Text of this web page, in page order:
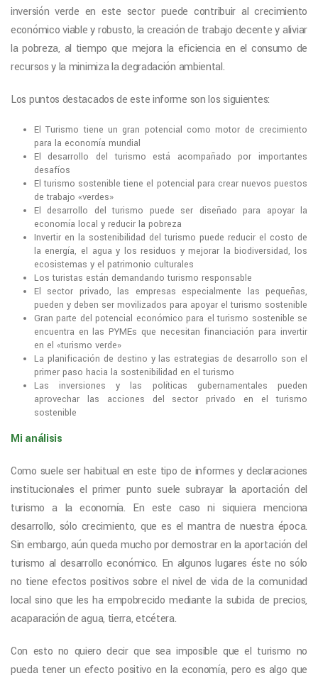
inversión verde en este sector puede contribuir al crecimiento
económico viable y robusto, la creación de trabajo decente y aliviar
la pobreza, al tiempo que mejora la eficiencia en el consumo de
recursos y la minimiza la degradación ambiental.
Los puntos destacados de este informe son los siguientes:
El Turismo tiene un gran potencial como motor de crecimiento
para la economía mundial
El desarrollo del turismo está acompañado por importantes
desafíos
El turismo sostenible tiene el potencial para crear nuevos puestos
de trabajo «verdes»
El desarrollo del turismo puede ser diseñado para apoyar la
economía local y reducir la pobreza
Invertir en la sostenibilidad del turismo puede reducir el costo de
la energía, el agua y los residuos y mejorar la biodiversidad, los
ecosistemas y el patrimonio culturales
Los turistas están demandando turismo responsable
El sector privado, las empresas especialmente las pequeñas,
pueden y deben ser movilizados para apoyar el turismo sostenible
Gran parte del potencial económico para el turismo sostenible se
encuentra en las PYMEs que necesitan financiación para invertir
en el «turismo verde»
La planificación de destino y las estrategias de desarrollo son el
primer paso hacia la sostenibilidad en el turismo
Las inversiones y las políticas gubernamentales pueden
aprovechar las acciones del sector privado en el turismo
sostenible
Mi análisis
Como suele ser habitual en este tipo de informes y declaraciones
institucionales el primer punto suele subrayar la aportación del
turismo a la economía. En este caso ni siquiera menciona
desarrollo, sólo crecimiento, que es el mantra de nuestra época.
Sin embargo, aún queda mucho por demostrar en la aportación del
turismo al desarrollo económico. En algunos lugares éste no sólo
no tiene efectos positivos sobre el nivel de vida de la comunidad
local sino que les ha empobrecido mediante la subida de precios,
acaparación de agua, tierra, etcétera.
Con esto no quiero decir que sea imposible que el turismo no
pueda tener un efecto positivo en la economía, pero es algo que